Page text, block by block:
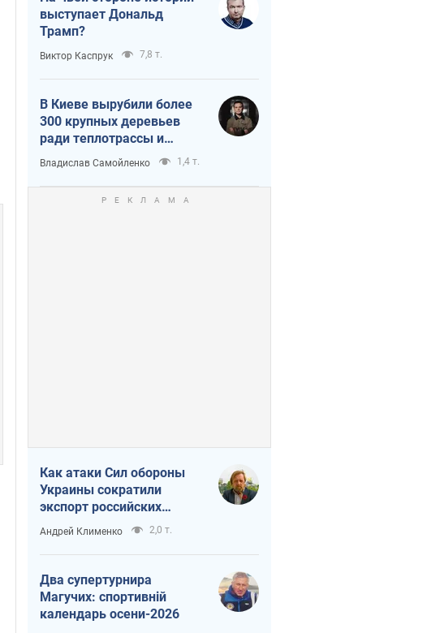
выступает Дональд
Трамп?
Виктор Каспрук 7,8 т.
В Киеве вырубили более
300 крупных деревьев
ради теплотрассы и
вопреки Генплану
Владислав Самойленко 1,4 т.
Как атаки Сил обороны
Украины сократили
экспорт российских
нефтепродуктов
Андрей Клименко 2,0 т.
Два супертурнира
Магучих: спортивній
календарь осени-2026